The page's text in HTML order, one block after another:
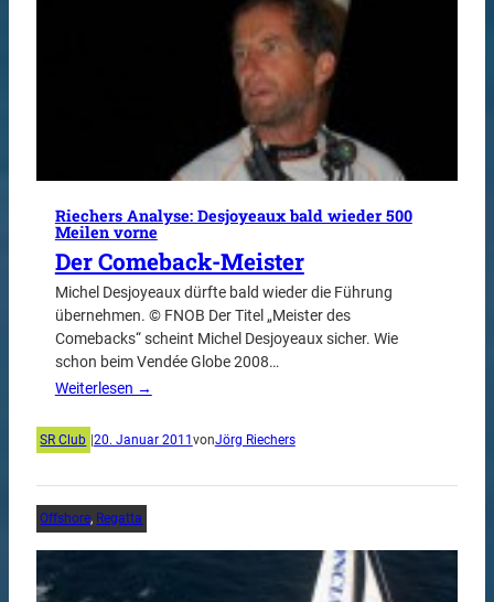
Riechers Analyse: Desjoyeaux bald wieder 500
Meilen vorne
Der Comeback-Meister
Michel Desjoyeaux dürfte bald wieder die Führung
übernehmen. © FNOB Der Titel „Meister des
Comebacks“ scheint Michel Desjoyeaux sicher. Wie
schon beim Vendée Globe 2008…
Weiterlesen →
SR Club 20. Januar 2011 vonJörg Riechers
Offshore, Regatta